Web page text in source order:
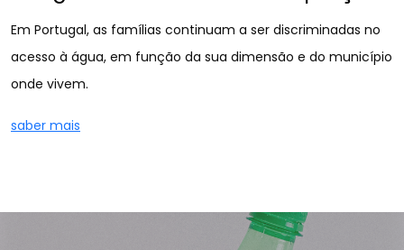
Em Portugal, as famílias continuam a ser discriminadas no
acesso à água, em função da sua dimensão e do município
onde vivem.
saber mais